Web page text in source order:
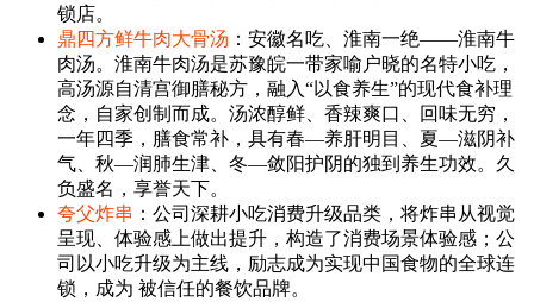
锁店。
鼎四方鲜牛肉大骨汤 ：安徽名吃、淮南一绝——淮南牛
肉汤。淮南牛肉汤是苏豫皖一带家喻户晓的名特小吃，
高汤源自清宫御膳秘方，融入“以食养生”的现代食补理
念，自家创制而成。汤浓醇鲜、香辣爽口、回味无穷，
一年四季，膳食常补，具有春—养肝明目、夏—滋阴补
气、秋—润肺生津、冬—敛阳护阴的独到养生功效。久
负盛名，享誉天下。
夸父炸串 ：公司深耕小吃消费升级品类，将炸串从视觉
呈现、体验感上做出提升，构造了消费场景体验感；公
司以小吃升级为主线，励志成为实现中国食物的全球连
锁，成为 被信任的餐饮品牌。